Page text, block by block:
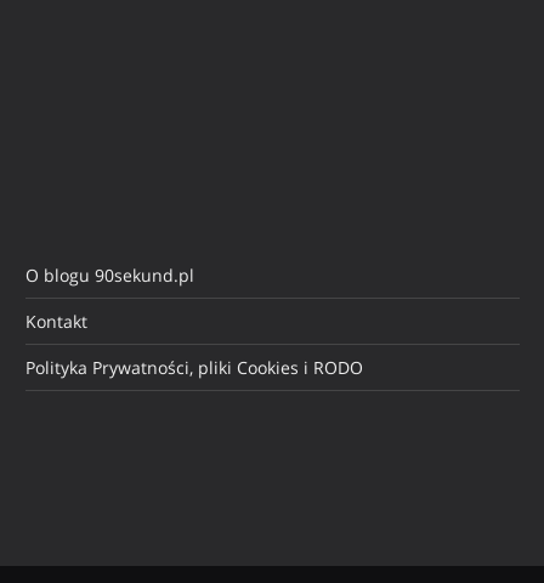
O blogu 90sekund.pl
Kontakt
Polityka Prywatności, pliki Cookies i RODO